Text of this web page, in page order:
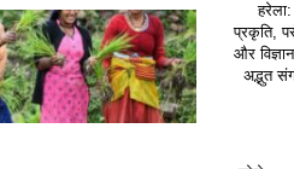
हरेला:
प्रकृति,
और
अद्भुत